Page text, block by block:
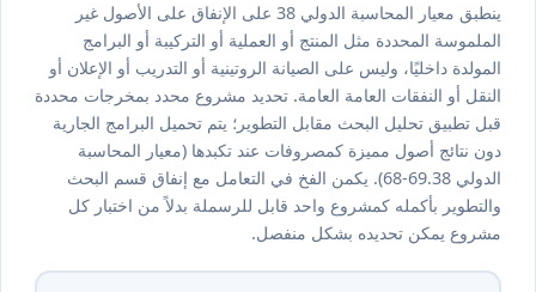
ينطبق معيار المحاسبة الدولي ⁦38⁩ على الإنفاق على الأصول غير
الملموسة المحددة مثل المنتج أو العملية أو التركيبة أو البرامج
المولدة داخليًا، وليس على الصيانة الروتينية أو التدريب أو الإعلان أو
النقل أو النفقات العامة العامة. تحديد مشروع محدد بمخرجات محددة
قبل تطبيق تحليل البحث مقابل التطوير؛ يتم تحميل البرامج الجارية
دون نتائج أصول مميزة كمصروفات عند تكبدها (معيار المحاسبة
الدولي ⁦38⁩.⁦68-69⁩). يكمن الفخ في التعامل مع إنفاق قسم البحث
والتطوير بأكمله كمشروع واحد قابل للرسملة بدلاً من اختبار كل
مشروع يمكن تحديده بشكل منفصل.